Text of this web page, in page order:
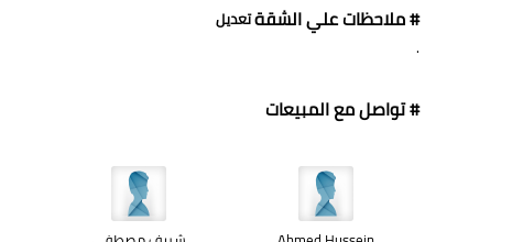
# ملاحظات علي الشقةتعديل
.
# تواصل مع المبيعات